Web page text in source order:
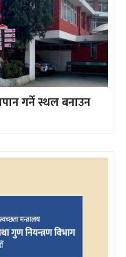
गर्ने स्थल बनाउन